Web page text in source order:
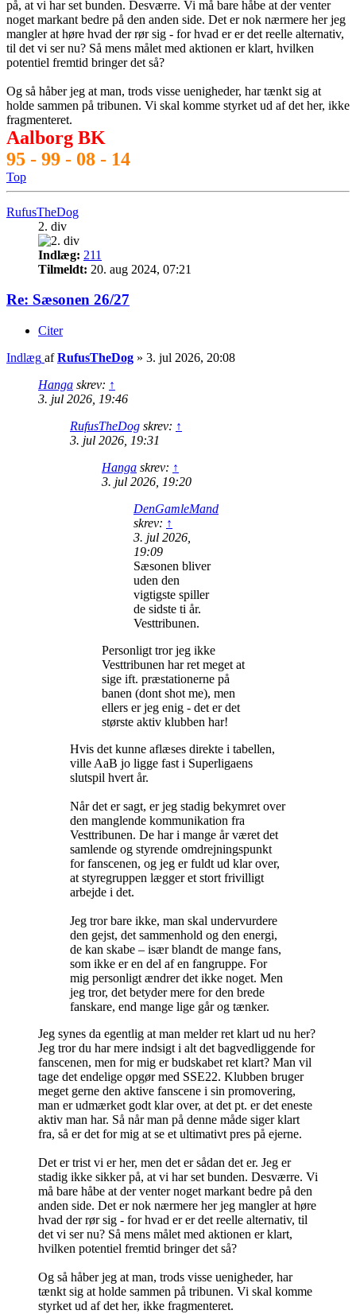
på, at vi har set bunden. Desværre. Vi må bare håbe at der venter
noget markant bedre på den anden side. Det er nok nærmere her jeg
mangler at høre hvad der rør sig - for hvad er er det reelle alternativ,
til det vi ser nu? Så mens målet med aktionen er klart, hvilken
potentiel fremtid bringer det så?
Og så håber jeg at man, trods visse uenigheder, har tænkt sig at
holde sammen på tribunen. Vi skal komme styrket ud af det her, ikke
fragmenteret.
Aalborg BK
95 - 99 - 08 - 14
Top
RufusTheDog
2. div
Indlæg: 211
Tilmeldt: 20. aug 2024, 07:21
Re: Sæsonen 26/27
Citer
Indlæg afRufusTheDog » 3. jul 2026, 20:08
Hanga skrev: ↑
3. jul 2026, 19:46
RufusTheDog skrev: ↑
3. jul 2026, 19:31
Hanga skrev: ↑
3. jul 2026, 19:20
DenGamleMand
skrev: ↑
3. jul 2026,
19:09
Sæsonen bliver
uden den
vigtigste spiller
de sidste ti år.
Vesttribunen.
Personligt tror jeg ikke
Vesttribunen har ret meget at
sige ift. præstationerne på
banen (dont shot me), men
ellers er jeg enig - det er det
største aktiv klubben har!
Hvis det kunne aflæses direkte i tabellen,
ville AaB jo ligge fast i Superligaens
slutspil hvert år.
Når det er sagt, er jeg stadig bekymret over
den manglende kommunikation fra
Vesttribunen. De har i mange år været det
samlende og styrende omdrejningspunkt
for fanscenen, og jeg er fuldt ud klar over,
at styregruppen lægger et stort frivilligt
arbejde i det.
Jeg tror bare ikke, man skal undervurdere
den gejst, det sammenhold og den energi,
de kan skabe – især blandt de mange fans,
som ikke er en del af en fangruppe. For
mig personligt ændrer det ikke noget. Men
jeg tror, det betyder mere for den brede
fanskare, end mange lige går og tænker.
Jeg synes da egentlig at man melder ret klart ud nu her?
Jeg tror du har mere indsigt i alt det bagvedliggende for
fanscenen, men for mig er budskabet ret klart? Man vil
tage det endelige opgør med SSE22. Klubben bruger
meget gerne den aktive fanscene i sin promovering,
man er udmærket godt klar over, at det pt. er det eneste
aktiv man har. Så når man på denne måde siger klart
fra, så er det for mig at se et ultimativt pres på ejerne.
Det er trist vi er her, men det er sådan det er. Jeg er
stadig ikke sikker på, at vi har set bunden. Desværre. Vi
må bare håbe at der venter noget markant bedre på den
anden side. Det er nok nærmere her jeg mangler at høre
hvad der rør sig - for hvad er er det reelle alternativ, til
det vi ser nu? Så mens målet med aktionen er klart,
hvilken potentiel fremtid bringer det så?
Og så håber jeg at man, trods visse uenigheder, har
tænkt sig at holde sammen på tribunen. Vi skal komme
styrket ud af det her, ikke fragmenteret.